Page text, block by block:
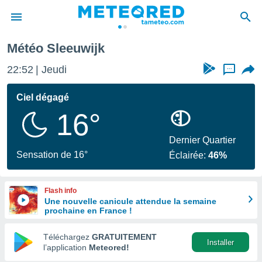
de
en
Météo Sleeuwijk
22:52 Jeudi ...
Ciel dégagé
16°
Sensation de 16°
Dernier Quartier
Éclairée:46%
Flash info
Une nouvelle canicule attendue la semaine
prochaine en France !
Téléchargez GRATUITEMENT
l’application Meteored!
Installer